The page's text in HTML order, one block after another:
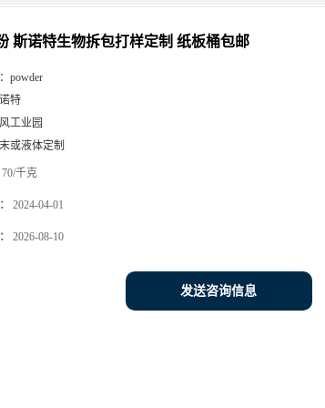
斯诺特生物拆包打样定制 纸板桶包邮
powder
特
工业园
或液体定制
70/千克
2024-04-01
2026-08-10
发送咨询信息